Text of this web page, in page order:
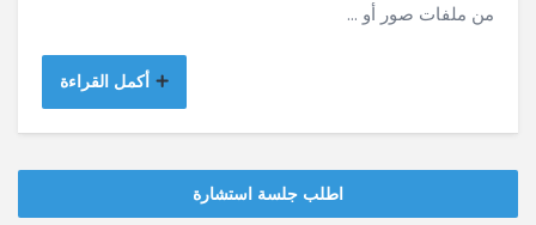
من ملفات صور أو ...
أكمل القراءة
اطلب جلسة استشارة